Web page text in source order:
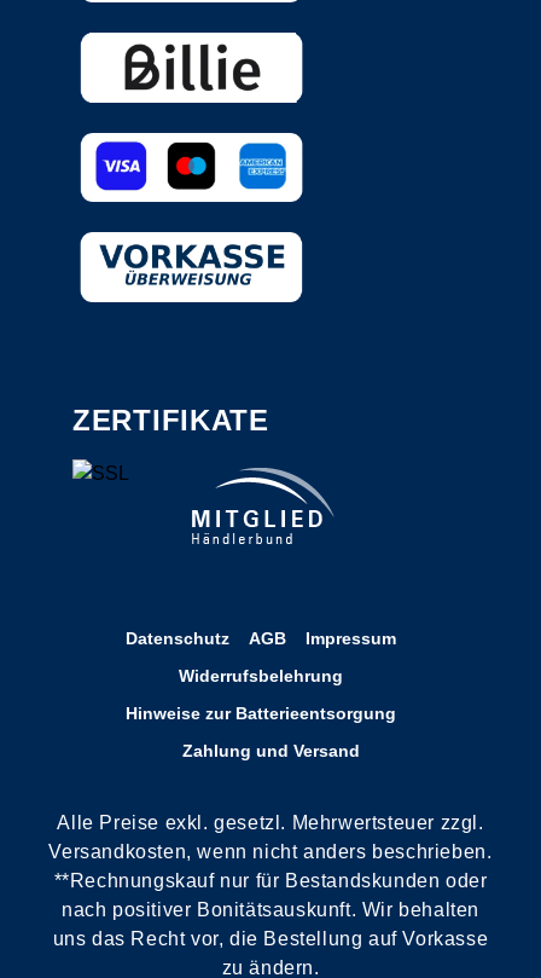
ZERTIFIKATE
Datenschutz AGB
Impressum
Widerrufsbelehrung
Hinweise zur Batterieentsorgung
Zahlung und Versand
Alle Preise exkl. gesetzl. Mehrwertsteuer zzgl.
Versandkosten, wenn nicht anders beschrieben.
**Rechnungskauf nur für Bestandskunden oder
nach positiver Bonitätsauskunft. Wir behalten
uns das Recht vor, die Bestellung auf Vorkasse
zu ändern.